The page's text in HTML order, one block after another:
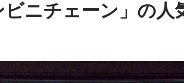
ビニチェーン」の人